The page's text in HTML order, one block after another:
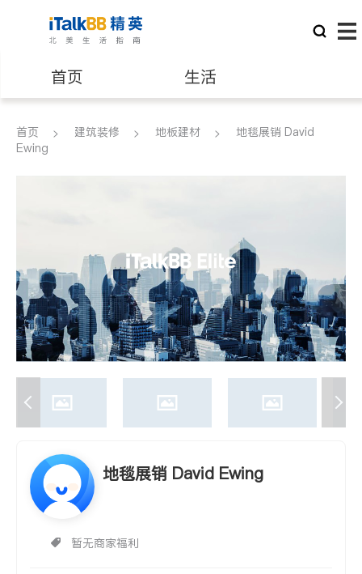
首页 生活
医生 律师
养老 非盈利组织
首页 建筑装修 地板建材
地毯展销 David
Ewing
地毯展销 David Ewing
暂无商家福利